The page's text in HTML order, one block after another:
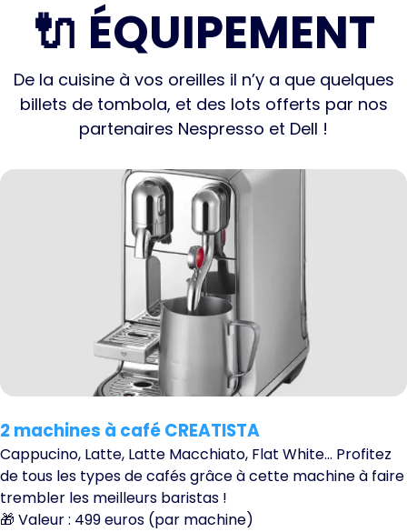
🔌 ÉQUIPEMENT
De la cuisine à vos oreilles il n’y a que quelques
billets de tombola, et des lots offerts par nos
partenaires Nespresso et Dell !
2 machines à café CREATISTA
Cappucino, Latte, Latte Macchiato, Flat White… Profitez
de tous les types de cafés grâce à cette machine à faire
trembler les meilleurs baristas !
🎁 Valeur : 499 euros (par machine)